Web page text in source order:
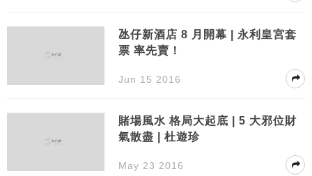
氹仔新酒店 8 月開幕 | 永利皇宮套
票 率先賣！
Jun 15 2016
賭場風水 格局大起底 | 5 大邪位財
氣散盡 | 杜遊珍
May 23 2016